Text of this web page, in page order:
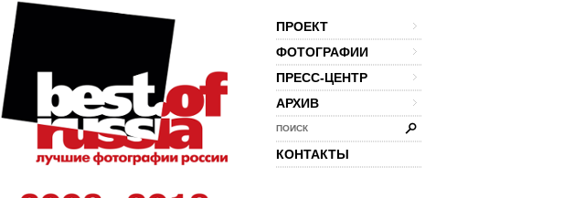
ПРОЕКТ
ФОТОГРАФИИ
ПРЕСС-ЦЕНТР
АРХИВ
ПОИСК
КОНТАКТЫ